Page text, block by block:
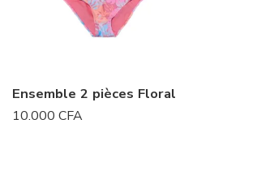
Ensemble 2 pièces Floral
10.000 CFA